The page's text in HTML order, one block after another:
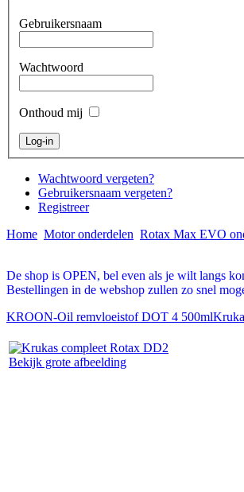
Gebruikersnaam
Wachtwoord
Onthoud mij
Wachtwoord vergeten?
Gebruikersnaam vergeten?
Registreer
Home Motor onderdelen Rotax Max EVO
De shop is OPEN, bel even als je wilt langs
Bestellingen in de webshop zullen zo snel
KROON-Oil remvloeistof DOT 4 500ml
Bekijk grote afbeelding